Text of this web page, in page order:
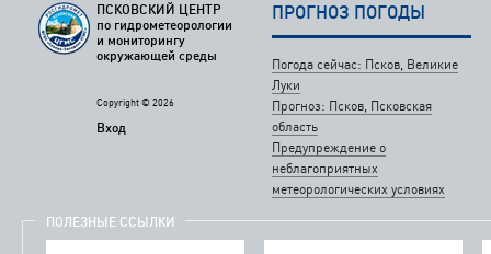
ПСКОВСКИЙ ЦЕНТР
по гидрометеорологии
и мониторингу
окружающей среды
Copyright © 2026
Вход
ПРОГНОЗ ПОГОДЫ
Погода сейчас: Псков, Великие
Луки
Прогноз: Псков, Псковская
область
Предупреждение о
неблагоприятных
метеорологических условиях
ПОЛЕЗНЫЕ ССЫЛКИ